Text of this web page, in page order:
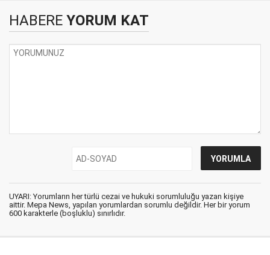
HABERE YORUM KAT
UYARI: Yorumların her türlü cezai ve hukuki sorumluluğu yazan kişiye
aittir. Mepa News, yapılan yorumlardan sorumlu değildir. Her bir yorum
600 karakterle (boşluklu) sınırlıdır.